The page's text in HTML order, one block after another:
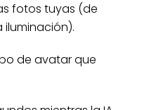
fotos tuyas (de
de avatar que